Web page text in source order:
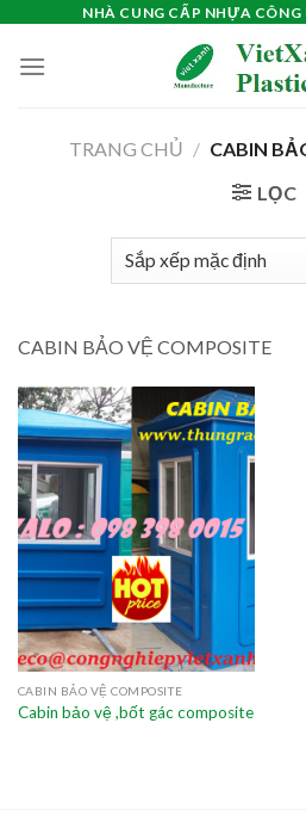
content
NHÀ CUNG CẤP NHỰA
TRANG CHỦ / CABIN
LỌC
CABIN BẢO VỆ COMPOSITE
CABIN BẢO VỆ COMPOSITE
Cabin bảo vệ ,bốt gác composite